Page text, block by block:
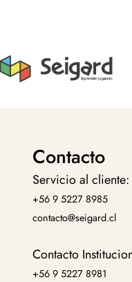
Contacto
Servicio al cliente:
+56 9 5227 8985
contacto@seigard.cl
Contacto
+56 9 5227 8981